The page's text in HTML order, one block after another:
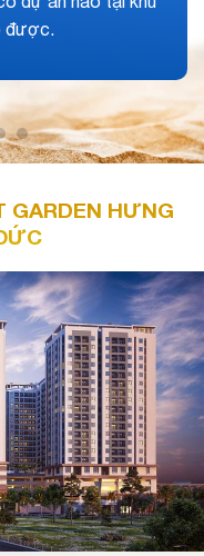
giá cao.
GARDEN HƯNG